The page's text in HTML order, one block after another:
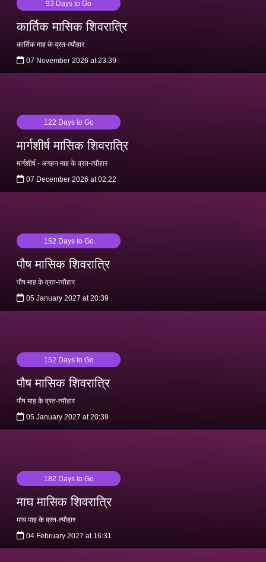
93 Days to Go
कार्तिक मासिक शिवरात्रि
कार्तिक माह के व्रत-त्यौहार
07 November 2026 at 23:39
122 Days to Go
मार्गशीर्ष मासिक शिवरात्रि
मार्गशीर्ष - अगहन माह के व्रत-त्यौहार
07 December 2026 at 02:22
152 Days to Go
पौष मासिक शिवरात्रि
पौष माह के व्रत-त्यौहार
05 January 2027 at 20:39
152 Days to Go
पौष मासिक शिवरात्रि
पौष माह के व्रत-त्यौहार
05 January 2027 at 20:39
182 Days to Go
माघ मासिक शिवरात्रि
माघ माह के व्रत-त्यौहार
04 February 2027 at 16:31